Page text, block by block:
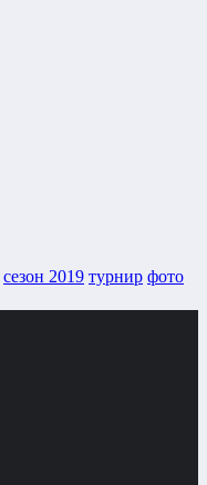
сезон 2019 турнир фото